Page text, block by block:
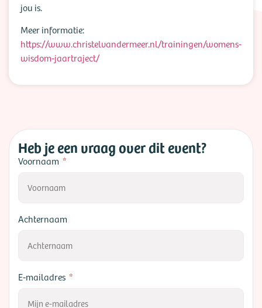
jou is.
Meer informatie:
https://www.christelvandermeer.nl/trainingen/womens-
wisdom-jaartraject/
Heb je een vraag over dit event?
Voornaam
Achternaam
E-mailadres